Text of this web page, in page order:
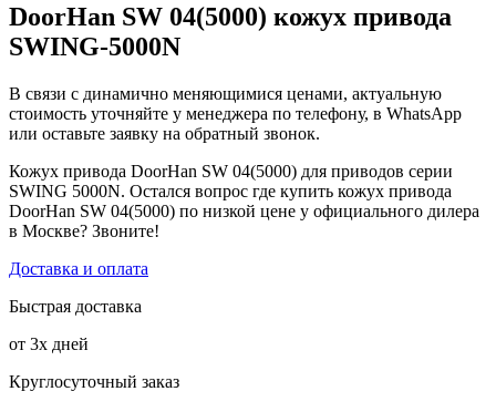
DoorHan SW 04(5000) кожух привода
SWING-5000N
В связи с динамично меняющимися ценами, актуальную
стоимость уточняйте у менеджера по телефону, в WhatsApp
или оставьте заявку на обратный звонок.
Кожух привода DoorHan SW 04(5000) для приводов серии
SWING 5000N. Остался вопрос где купить кожух привода
DoorHan SW 04(5000) по низкой цене у официального дилера
в Москве? Звоните!
Доставка и оплата
Быстрая доставка
от 3х дней
Круглосуточный заказ